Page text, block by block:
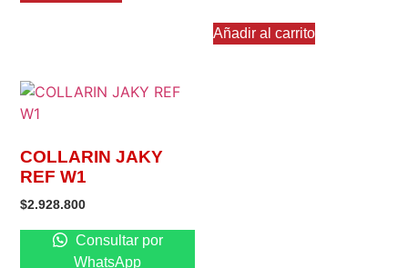
Añadir al carrito
COLLARIN JAKY
REF W1
$2.928.800
Consultar por
WhatsApp